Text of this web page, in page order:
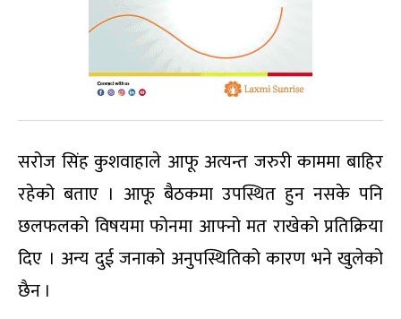
सरोज सिंह कुशवाहाले आफू अत्यन्त जरुरी काममा बाहिर
रहेको बताए । आफू बैठकमा उपस्थित हुन नसके पनि
छलफलको विषयमा फोनमा आफ्नो मत राखेको प्रतिक्रिया
दिए । अन्य दुई जनाको अनुपस्थितिको कारण भने खुलेको
छैन ।